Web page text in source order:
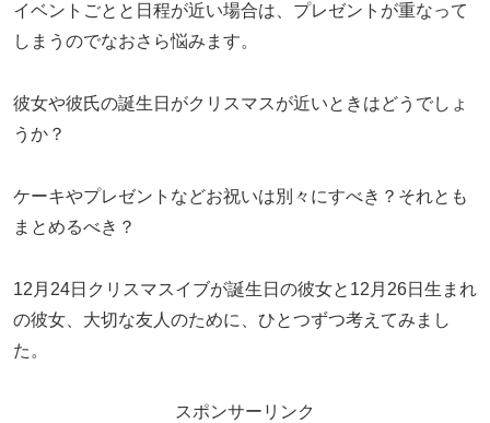
イベントごとと日程が近い場合は、プレゼントが重なって
しまうのでなおさら悩みます。
彼女や彼氏の誕生日がクリスマスが近いときはどうでしょ
うか？
ケーキやプレゼントなどお祝いは別々にすべき？それとも
まとめるべき？
12月24日クリスマスイブが誕生日の彼女と12月26日生まれ
の彼女、大切な友人のために、ひとつずつ考えてみまし
た。
スポンサーリンク